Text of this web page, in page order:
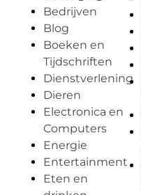
Bedrijven
Blog
Boeken en
Tijdschriften
Dienstverlening
Dieren
Electronica en
Computers
Energie
Entertainment
Eten en